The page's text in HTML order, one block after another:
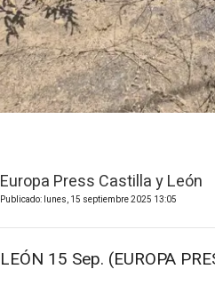
Europa Press Castilla y León
Publicado: lunes, 15 septiembre 2025 13:05
LEÓN 15 Sep. (EUROPA